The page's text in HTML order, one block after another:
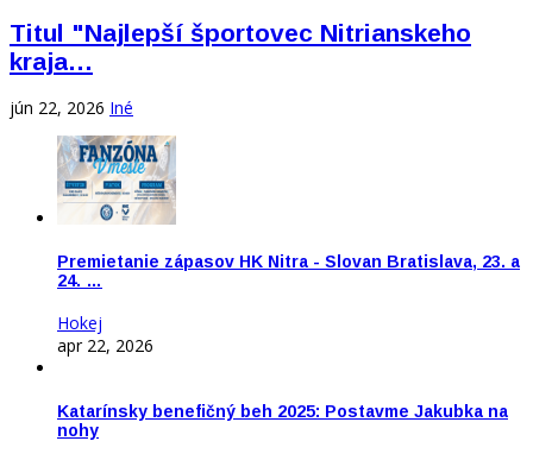
Titul "Najlepší športovec Nitrianskeho
kraja…
jún 22, 2026 Iné
Premietanie zápasov HK Nitra - Slovan Bratislava, 23. a
24. …
Hokej
apr 22, 2026
Katarínsky benefičný beh 2025: Postavme Jakubka na
nohy